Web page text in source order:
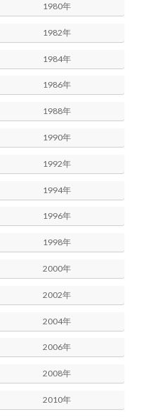
1980年
1982年
1984年
1986年
1988年
1990年
1992年
1994年
1996年
1998年
2000年
2002年
2004年
2006年
2008年
2010年